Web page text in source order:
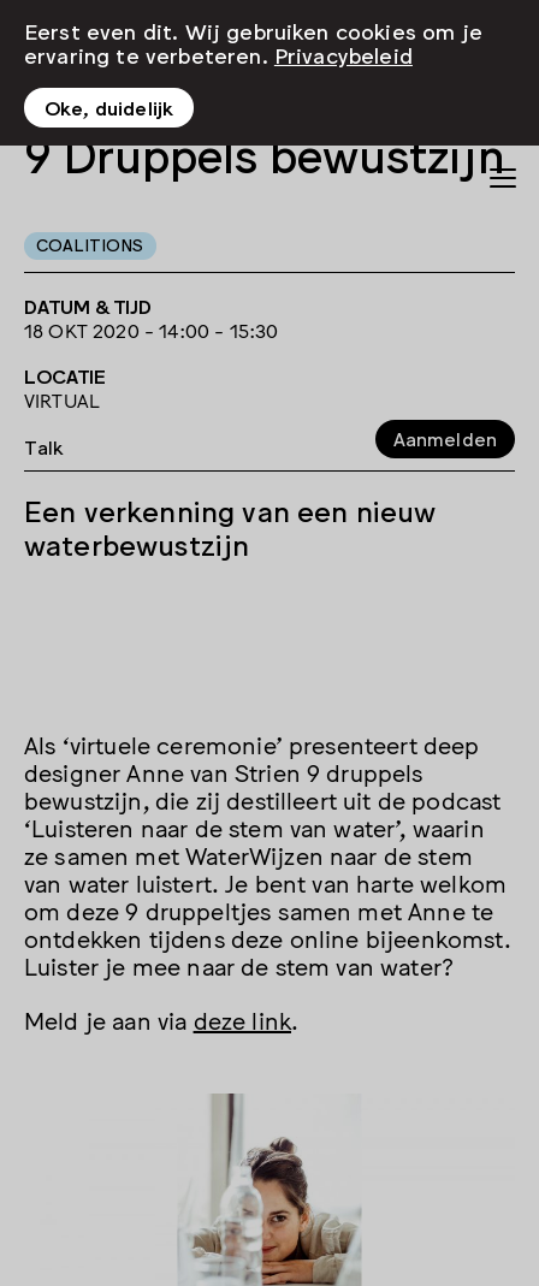
9 Druppels bewustzijn
COALITIONS
DATUM & TIJD
18 OKT 2020 - 14:00 - 15:30
LOCATIE
VIRTUAL
Talk
Aanmelden
Een verkenning van een nieuw
waterbewustzijn
Als ‘virtuele ceremonie’ presenteert deep
designer Anne van Strien 9 druppels
bewustzijn, die zij destilleert uit de podcast
‘Luisteren naar de stem van water’, waarin
ze samen met WaterWijzen naar de stem
van water luistert. Je bent van harte welkom
om deze 9 druppeltjes samen met Anne te
ontdekken tijdens deze online bijeenkomst.
Luister je mee naar de stem van water?
Meld je aan via deze link.
Eerst even dit. Wij gebruiken cookies om je
ervaring te verbeteren. Privacybeleid
Oke, duidelijk